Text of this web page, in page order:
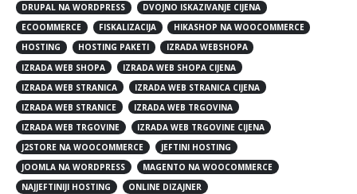
DRUPAL NA WORDPRESS
DVOJNO ISKAZIVANJE CIJENA
ECOOMMERCE
FISKALIZACIJA
HIKASHOP NA WOOCOMMERCE
HOSTING
HOSTING PAKETI
IZRADA WEBSHOPA
IZRADA WEB SHOPA
IZRADA WEB SHOPA CIJENA
IZRADA WEB STRANICA
IZRADA WEB STRANICA CIJENA
IZRADA WEB STRANICE
IZRADA WEB TRGOVINA
IZRADA WEB TRGOVINE
IZRADA WEB TRGOVINE CIJENA
J2STORE NA WOOCOMMERCE
JEFTINI HOSTING
JOOMLA NA WORDPRESS
MAGENTO NA WOOCOMMERCE
NAJJEFTINIJI HOSTING
ONLINE DIZAJNER